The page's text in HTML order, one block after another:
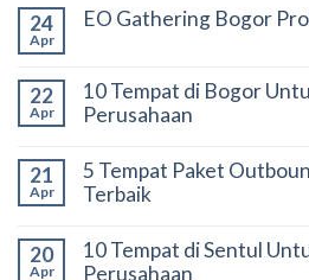
24
Apr
EO Gathering Bogor
22
Apr
10 Tempat di Bogor
Perusahaan
21
Apr
5 Tempat Paket
Terbaik
20
Apr
10 Tempat di Sentul
Perusahaan